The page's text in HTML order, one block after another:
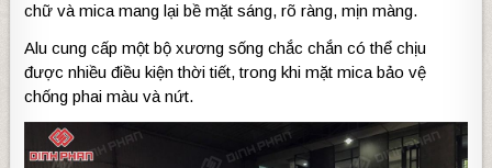
chữ và mica mang lại bề mặt sáng, rõ ràng, mịn màng.
Alu cung cấp một bộ xương sống chắc chắn có thể chịu
được nhiều điều kiện thời tiết, trong khi mặt mica bảo vệ
chống phai màu và nứt.